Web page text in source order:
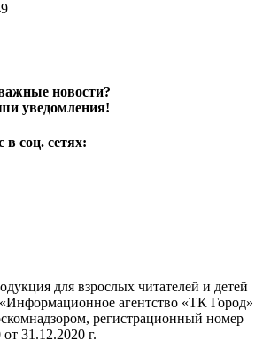
новости?
уведомления!
соц. сетях:
для взрослых читателей и детей
агентство «ТК Город»
регистрационный номер
31.12.2020 г.